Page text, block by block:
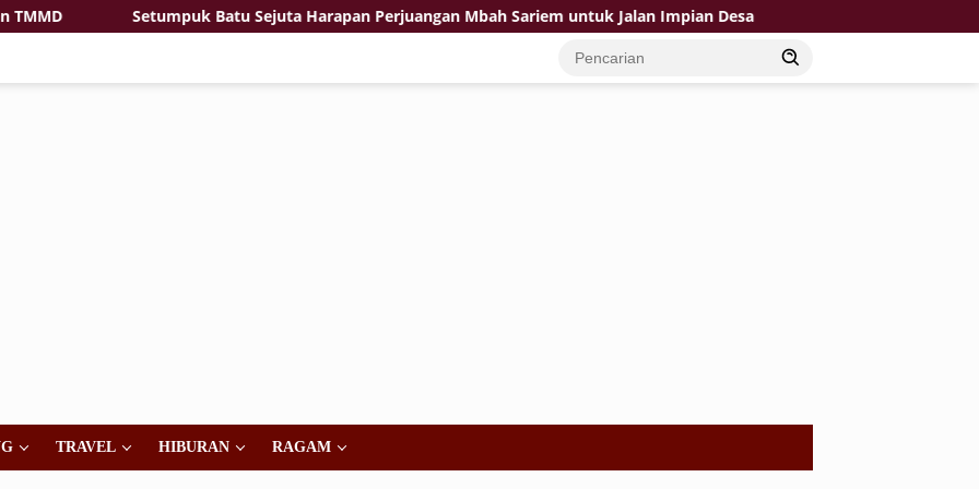
Setumpuk Batu Sejuta Harapan Perjuangan Mbah Sariem untuk Jalan Impian Desa
TRAVEL HIBURAN RAGAM